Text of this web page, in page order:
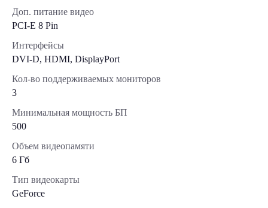
Доп. питание видео
PCI-E 8 Pin
Интерфейсы
DVI-D, HDMI, DisplayPort
Кол-во поддерживаемых мониторов
3
Минимальная мощность БП
500
Объем видеопамяти
6 Гб
Тип видеокарты
GeForce